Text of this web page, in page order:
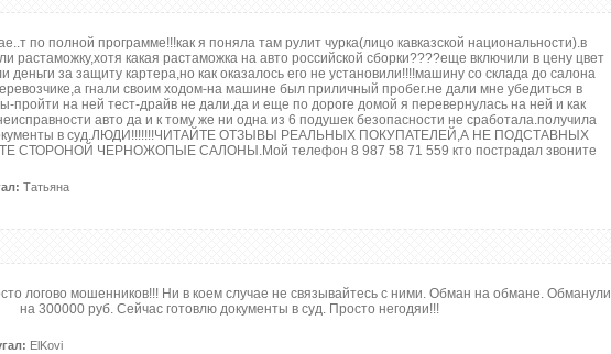
на открытой торговой
площадке (более 2000
м2).
13
admin
admin
6
РєРѕРјРјРµРЅС‚Р°СЂРёРё
СЂР°Р·СЂРµС€РµРЅС‹
[xfgiven_xfield]
по полной программе!!!как я поняла там рулит чурка(лицо кавказской национальности).в
растаможку,хотя какая растаможка на авто российской сборки????еще включили в цену цвет
за защиту картера,но как оказалось его не установили!!!!машину со склада до салона
гнали своим ходом-на машине был приличный пробег.не дали мне убедиться в
пройти на ней тест-драйв не дали.да и еще по дороге домой я перевернулась на ней и как
авто да и к тому же ни одна из 6 подушек безопасности не сработала.получила
в суд.ЛЮДИ!!!!!!!ЧИТАЙТЕ ОТЗЫВЫ РЕАЛЬНЫХ ПОКУПАТЕЛЕЙ,А НЕ ПОДСТАВНЫХ
СТОРОНОЙ ЧЕРНОЖОПЫЕ САЛОНЫ.Мой телефон 8 987 58 71 559 кто пострадал звоните
Татьяна
логово мошенников!!! Ни в коем случае не связывайтесь с ними. Обман на обмане. Обманули
на 300000 руб. Сейчас готовлю документы в суд. Просто негодяи!!!
ElKovi